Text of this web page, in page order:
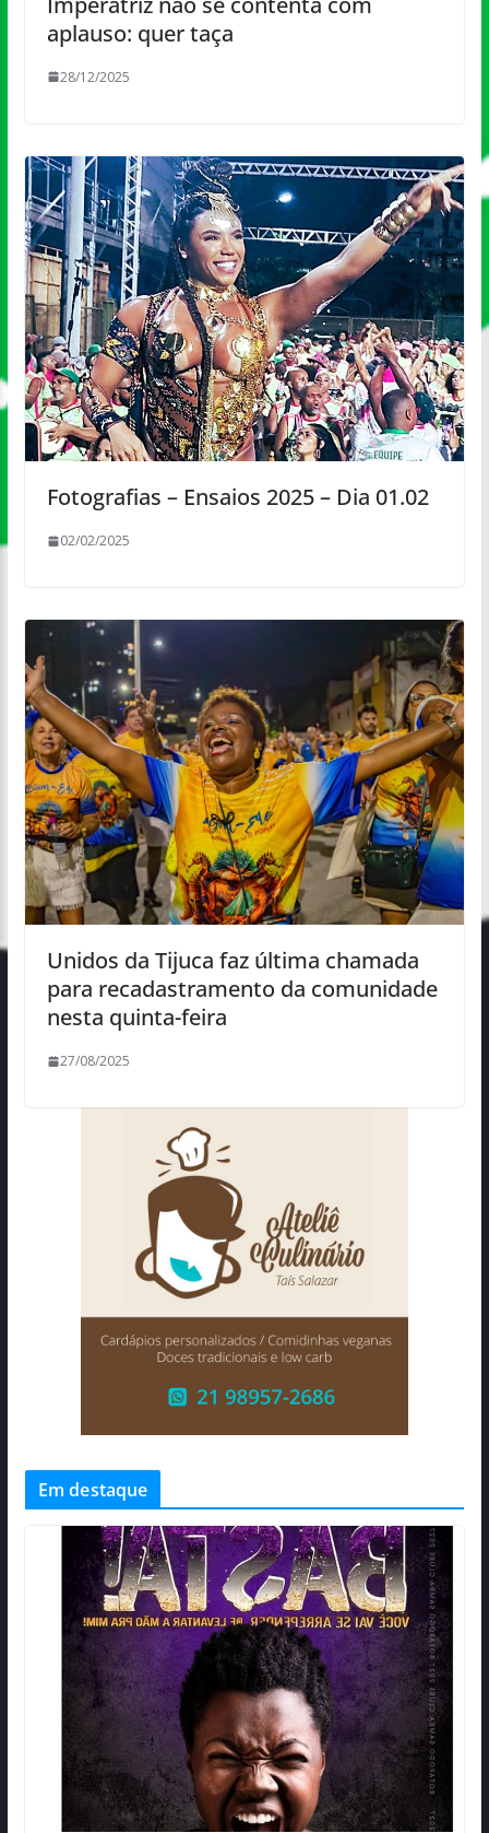
aplauso: quer taça
28/12/2025
Fotografias – Ensaios 2025 – Dia 01.02
02/02/2025
Unidos da Tijuca faz última chamada
para recadastramento da comunidade
nesta quinta-feira
27/08/2025
Em destaque